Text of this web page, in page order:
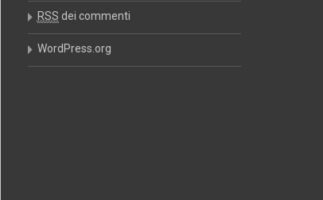
RSS dei commenti
WordPress.org